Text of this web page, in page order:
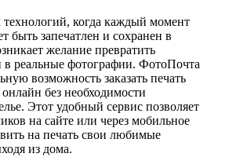
когда каждый момент
быть запечатлен и сохранен в
желание превратить
реальные фотографии. ФотоПочта
возможность заказать печать
без необходимости
Этот удобный сервис позволяет
на сайте или через мобильное
на печать свои любимые
из дома.